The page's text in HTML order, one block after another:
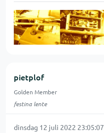
pietplof
Golden Member
festina lente
dinsdag 12 juli 2022 23:05:07